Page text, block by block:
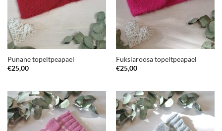
Punane topeltpeapael
€25,00
Fuksiaroosa topeltpeapael
€25,00